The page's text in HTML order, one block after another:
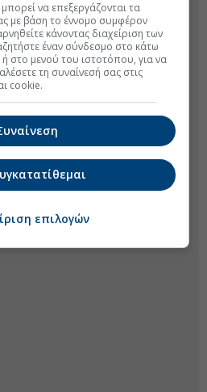
να επεξεργάζονται τα
με βάση το έννομο συμφέρον
κάνοντας διαχείριση των
έναν σύνδεσμο στο κάτω
ή στο μενού του ιστοτόπου, για να
τη συναίνεσή σας στις
cookie.
επιλογών